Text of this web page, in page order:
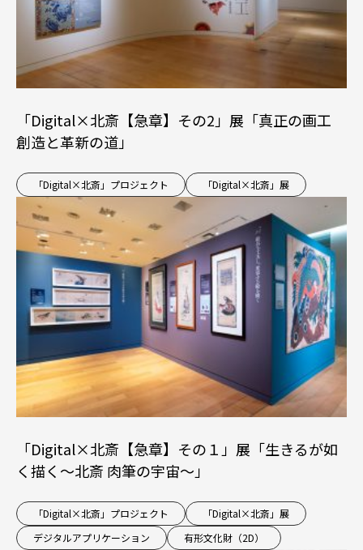
「Digital×北斎【急章】その2」展「真正の画工
創造と革新の道」
「Digital×北斎」プロジェクト 「Digital×北斎」展
「Digital×北斎【急章】その１」展「生きるが如
く描く～北斎 肉筆の宇宙～」
「Digital×北斎」プロジェクト
「Digital×北斎」展
デジタルアプリケーション
有形文化財（2D）